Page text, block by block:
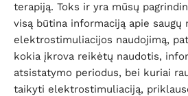
terapiją. Toks ir yra mūsų
visą būtina informaciją apie saugų
elektrostimuliacijos naudojimą,
kokia įkrova reikėtų naudotis,
atsistatymo periodus, bei kuriai
taikyti elektrostimuliaciją,